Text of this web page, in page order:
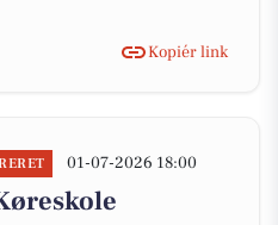
Kopiér link
01-07-2026 18:00